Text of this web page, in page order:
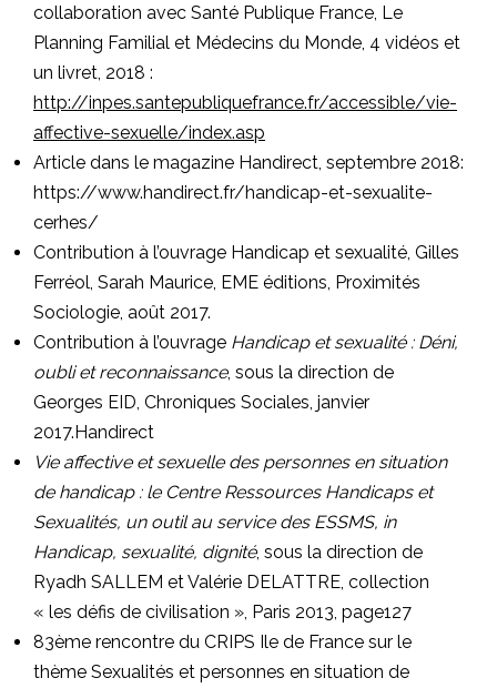
collaboration avec Santé Publique France, Le
Planning Familial et Médecins du Monde, 4 vidéos et
un livret, 2018 :
http://inpes.santepubliquefrance.fr/accessible/vie-
affective-sexuelle/index.asp
Article dans le magazine Handirect, septembre 2018:
https://www.handirect.fr/handicap-et-sexualite-
cerhes/
Contribution à l’ouvrage Handicap et sexualité, Gilles
Ferréol, Sarah Maurice, EME éditions, Proximités
Sociologie, août 2017.
Contribution à l’ouvrage Handicap et sexualité : Déni,
oubli et reconnaissance, sous la direction de
Georges EID, Chroniques Sociales, janvier
2017.Handirect
Vie affective et sexuelle des personnes en situation
de handicap : le Centre Ressources Handicaps et
Sexualités, un outil au service des ESSMS, in
Handicap, sexualité, dignité, sous la direction de
Ryadh SALLEM et Valérie DELATTRE, collection
« les défis de civilisation », Paris 2013, page127
83ème rencontre du CRIPS Ile de France sur le
thème Sexualités et personnes en situation de